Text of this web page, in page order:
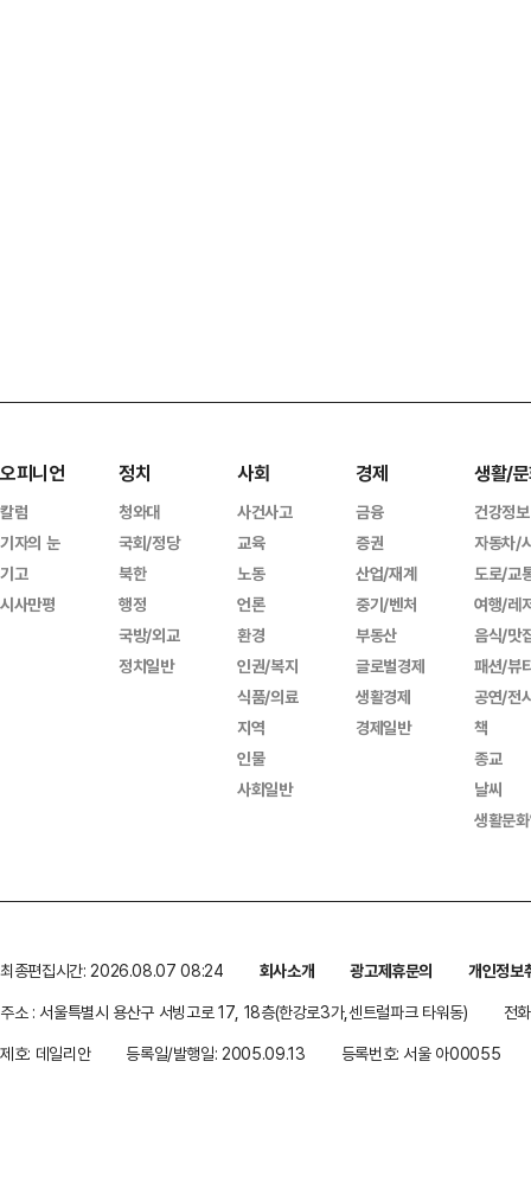
오피니언
칼럼
기자의 눈
기고
시사만평
정치
청와대
국회/정당
북한
행정
국방/외교
정치일반
사회
사건사고
교육
노동
언론
환경
인권/복지
식품/의료
지역
인물
사회일반
경제
금융
증권
산업/재계
중기/벤처
부동산
글로벌경제
생활경제
경제일반
생활/
건강정보
자동차/
도로/교
여행/레
음식/맛
패션/뷰
공연/전
책
종교
날씨
생활문
최종편집시간: 2026.08.07 08:24 회사소개 광고제휴문의
개인정보
주소 : 서울특별시 용산구 서빙고로 17, 18층(한강로3가,센트럴파크 타워동)
전
제호: 데일리안
등록일/발행일: 2005.09.13 등록번호: 서울 아00055